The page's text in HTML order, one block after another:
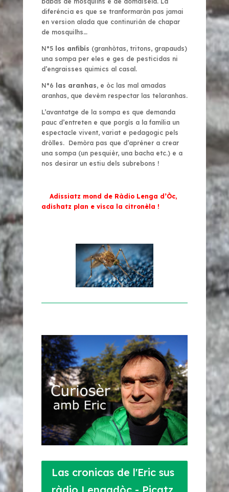
diferéncia es que se tranformaràn pas jamai
en version alada que continurián de chapar
de mosquilhs…
N°5 los anfibís (granhòtas, tritons, grapauds)
una sompa per eles e ges de pesticidas ni
d’engraisses quimics al casal.
N°6 las aranhas, e òc las mal amadas
aranhas, que devèm respectar las telaranhas.
L’avantatge de la sompa es que demanda
pauc d’entreten e que porgís a la família un
espectacle vivent, variat e pedagogic pels
dròlles. Demòra pas que d’apréner a crear
una sompa (un pesquièr, una bacha etc.) e a
nos desirar un estiu dels subrebons !
Adissiatz mond de Ràdio Lenga d’Òc,
adishatz plan e visca la citronèla !
Las cronicas de l'Eric sus